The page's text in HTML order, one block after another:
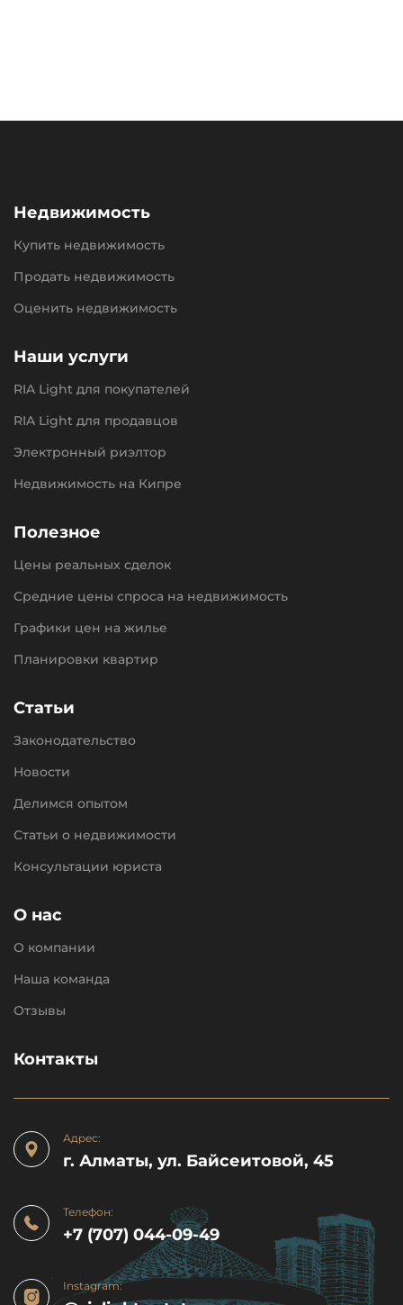
Недвижимость
Купить недвижимость
Продать недвижимость
Оценить недвижимость
Наши услуги
RIA Light для покупателей
RIA Light для продавцов
Электронный риэлтор
Недвижимость на Кипре
Полезное
Цены реальных сделок
Средние цены спроса на недвижимость
Графики цен на жилье
Планировки квартир
Статьи
Законодательство
Новости
Делимся опытом
Статьи о недвижимости
Консультации юриста
О нас
О компании
Наша команда
Отзывы
Контакты
Адрес:
г. Алматы, ул. Байсеитовой, 45
Телефон:
+7 (707) 044-09-49
Instagram: